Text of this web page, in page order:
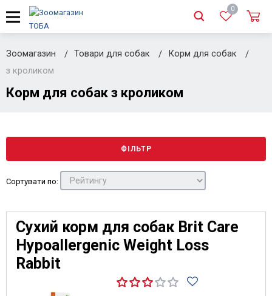
0
Зоомагазин Товари для собак
Корм для собак
з кроликом
Корм для собак з кроликом
ФІЛЬТР
Сортувати по:
Сухий корм для собак Brit Care
Hypoallergenic Weight Loss
Rabbit